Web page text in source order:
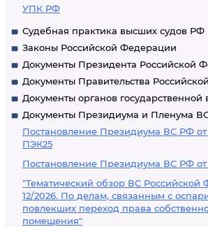
УПК РФ
Судебная практика высших судов РФ
Законы Российской Федерации
Документы Президента Российской
Документы Правительства
Документы органов государственной
Документы Президиума и Пленума
Постановление Президиума ВС РФ от
ПЭК25
Постановление Президиума ВС РФ от
"Тематический обзор ВС Российской
12/2026. По делам, связанным с
повлекших переход права
помещения"